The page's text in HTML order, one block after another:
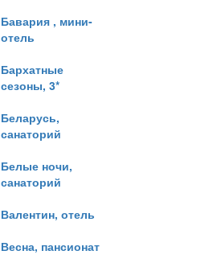
Бавария , мини-
отель
Бархатные
сезоны, 3*
Беларусь,
санаторий
Белые ночи,
санаторий
Валентин, отель
Весна, пансионат